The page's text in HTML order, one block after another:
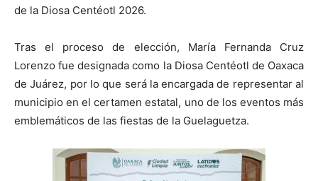
de la Diosa Centéotl 2026.
Tras el proceso de elección, María Fernanda Cruz
Lorenzo fue designada como la Diosa Centéotl de Oaxaca
de Juárez, por lo que será la encargada de representar al
municipio en el certamen estatal, uno de los eventos más
emblemáticos de las fiestas de la Guelaguetza.